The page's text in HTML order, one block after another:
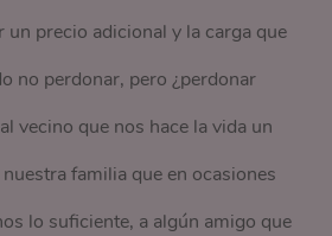
un precio adicional y la carga que
no perdonar, pero ¿perdonar
vecino que nos hace la vida un
familia que en ocasiones
lo suficiente, a algún amigo que